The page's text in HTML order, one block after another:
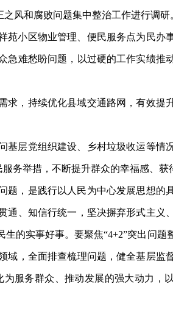
风和腐败问题集中整治工作进行调研
苑小区物业管理、便民服务点为民办
急难愁盼问题，以过硬的工作实绩推
求，持续优化县域交通路网，有效提
基层党组织建设、乡村垃圾收运等情
务举措，不断提升群众的幸福感、获
题，是践行以人民为中心发展思想的
通、知信行统一，坚决摒弃形式主义
的实事好事。要聚焦“4+2”突出问题
域，全面排查梳理问题，健全基层监
服务群众、推动发展的强大动力，